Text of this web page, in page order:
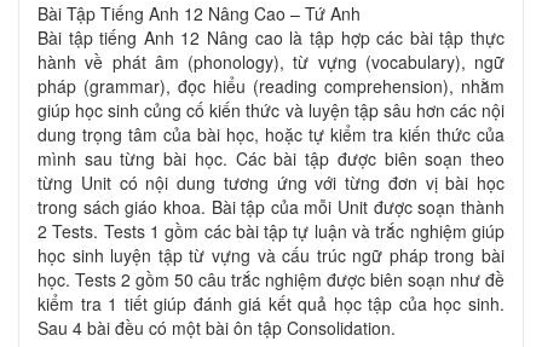
Bài Tập Tiếng Anh 12 Nâng Cao – Tứ Anh
Bài tập tiếng Anh 12 Nâng cao là tập hợp các bài tập thực
hành về phát âm (phonology), từ vựng (vocabulary), ngữ
pháp (grammar), đọc hiểu (reading comprehension), nhằm
giúp học sinh củng cố kiến thức và luyện tập sâu hơn các nội
dung trọng tâm của bài học, hoặc tự kiểm tra kiến thức của
mình sau từng bài học. Các bài tập được biên soạn theo
từng Unit có nội dung tương ứng với từng đơn vị bài học
trong sách giáo khoa. Bài tập của mỗi Unit được soạn thành
2 Tests. Tests 1 gồm các bài tập tự luận và trắc nghiệm giúp
học sinh luyện tập từ vựng và cấu trúc ngữ pháp trong bài
học. Tests 2 gồm 50 câu trắc nghiệm được biên soạn như đề
kiểm tra 1 tiết giúp đánh giá kết quả học tập của học sinh.
Sau 4 bài đều có một bài ôn tập Consolidation.